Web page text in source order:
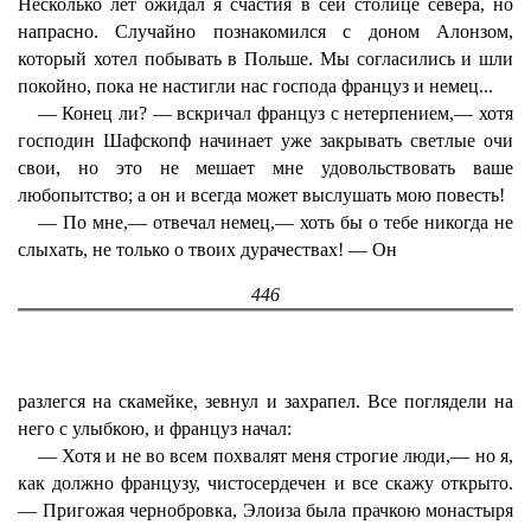
напрасно. Случайно познакомился с доном Алонзом,
который хотел побывать в Польше. Мы согласились и шли
покойно, пока не настигли нас господа француз и немец...
— Конец ли? — вскричал француз с нетерпением,— хотя
господин Шафскопф начинает уже закрывать светлые очи
свои, но это не мешает мне удовольствовать ваше
любопытство; а он и всегда может выслушать мою повесть!
— По мне,— отвечал немец,— хоть бы о тебе никогда не
слыхать, не только о твоих дурачествах! — Он
446
разлегся на скамейке, зевнул и захрапел. Все поглядели на
него с улыбкою, и француз начал:
— Хотя и не во всем похвалят меня строгие люди,— но я,
как должно французу, чистосердечен и все скажу открыто.
— Пригожая чернобровка, Элоиза была прачкою монастыря